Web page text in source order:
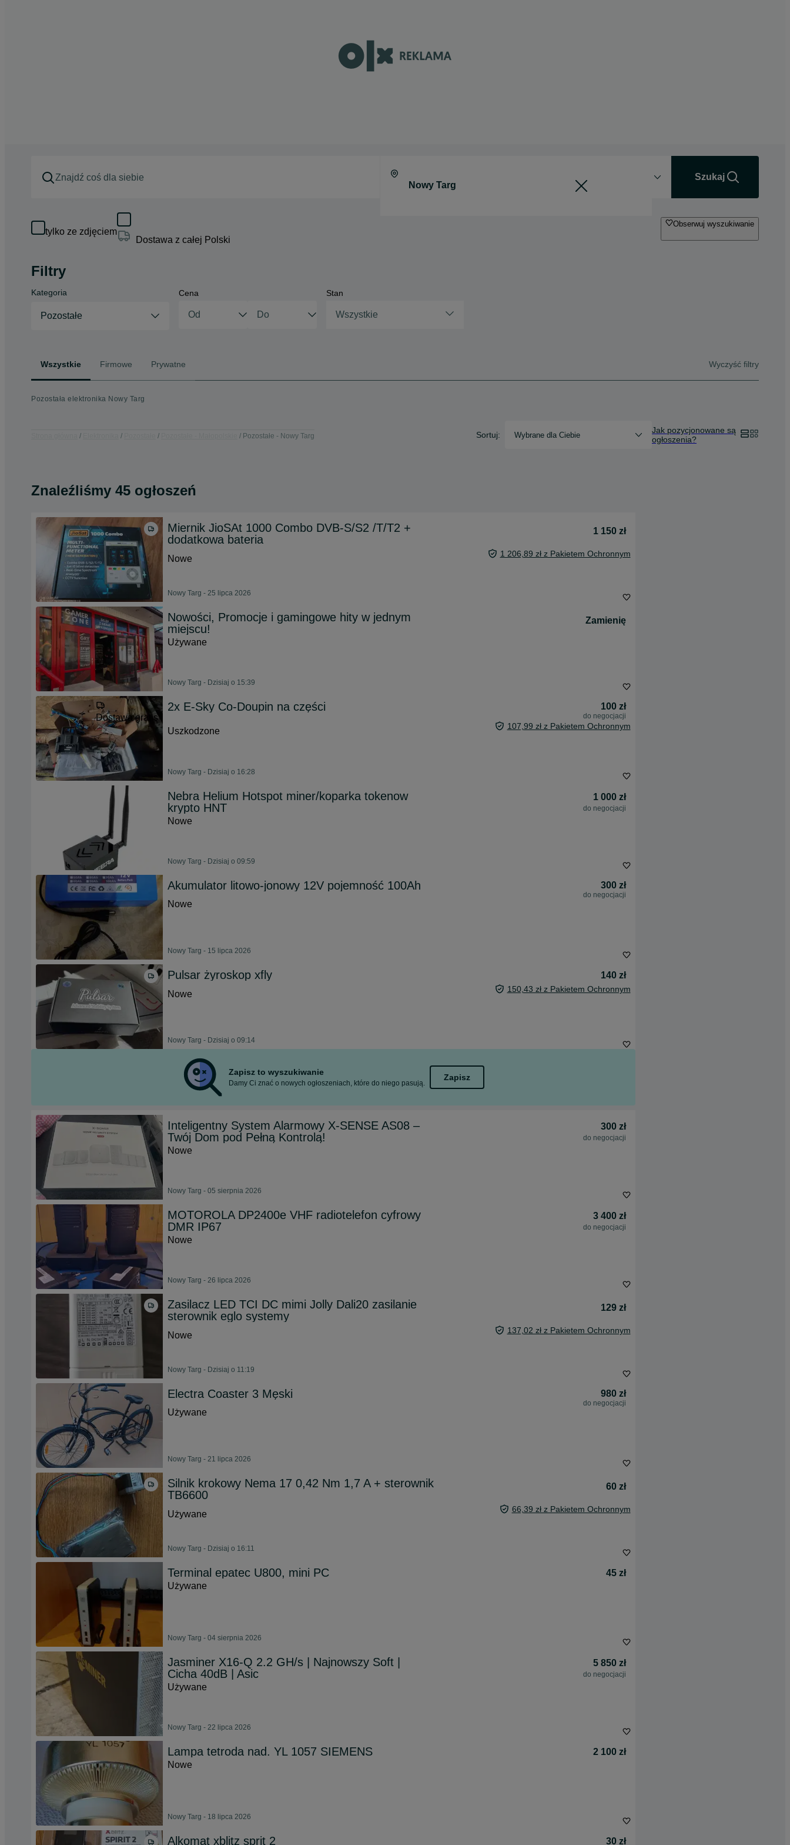
Szukaj
tylko ze zdjęciem
Dostawa z całej Polski
Obserwuj wyszukiwanie
Filtry
Kategoria
Pozostałe
Cena Stan
Wszystkie
Wszystkie Firmowe Prywatne Wyczyść filtry
Pozostała elektronika Nowy Targ
Pozostałe - Nowy Targ Sortuj: Wybrane dla Ciebie
Jak pozycjonowane są
ogłoszenia?
Znaleźliśmy 45 ogłoszeń
Miernik JioSAt 1000 Combo DVB-S/S2 /T/T2 +
dodatkowa bateria
1 150 zł
Nowe 1 206,89 zł z Pakietem Ochronnym
Nowy Targ - 25 lipca 2026
Nowości, Promocje i gamingowe hity w jednym
miejscu!
Zamienię
Używane
Nowy Targ - Dzisiaj o 15:39
Dostawa gratis
2x E-Sky Co-Doupin na części 100 zł
do negocjacji
Uszkodzone 107,99 zł z Pakietem Ochronnym
Nowy Targ - Dzisiaj o 16:28
Nebra Helium Hotspot miner/koparka tokenow
krypto HNT
1 000 zł
do negocjacji
Nowe
Nowy Targ - Dzisiaj o 09:59
Akumulator litowo-jonowy 12V pojemność 100Ah 300 zł
do negocjacji
Nowe
Nowy Targ - 15 lipca 2026
Pulsar żyroskop xfly
140 zł
Nowe
150,43 zł z Pakietem Ochronnym
Nowy Targ - Dzisiaj o 09:14
Zapisz to wyszukiwanie
Damy Ci znać o nowych ogłoszeniach, które do niego pasują.
Zapisz
Inteligentny System Alarmowy X-SENSE AS08 –
Twój Dom pod Pełną Kontrolą!
300 zł
do negocjacji
Nowe
Nowy Targ - 05 sierpnia 2026
MOTOROLA DP2400e VHF radiotelefon cyfrowy
DMR IP67
3 400 zł
do negocjacji
Nowe
Nowy Targ - 26 lipca 2026
Zasilacz LED TCI DC mimi Jolly Dali20 zasilanie
sterownik eglo systemy
129 zł
Nowe 137,02 zł z Pakietem Ochronnym
Nowy Targ - Dzisiaj o 11:19
Electra Coaster 3 Męski 980 zł
do negocjacji
Używane
Nowy Targ - 21 lipca 2026
Silnik krokowy Nema 17 0,42 Nm 1,7 A + sterownik
TB6600
60 zł
Używane 66,39 zł z Pakietem Ochronnym
Nowy Targ - Dzisiaj o 16:11
Terminal epatec U800, mini PC
45 zł
Używane
Nowy Targ - 04 sierpnia 2026
Jasminer X16-Q 2.2 GH/s | Najnowszy Soft |
Cicha 40dB | Asic
5 850 zł
do negocjacji
Używane
Nowy Targ - 22 lipca 2026
Lampa tetroda nad. YL 1057 SIEMENS
2 100 zł
Nowe
Nowy Targ - 18 lipca 2026
Alkomat xblitz sprit 2 30 zł